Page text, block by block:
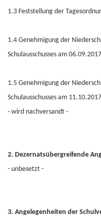
1.3 Feststellung der
1.4 Genehmigung der
Schulausschusses am 06.09.2017
1.5 Genehmigung der
Schulausschusses am 11.10.2017
- wird nachversandt -
2. Dezernatsübergreifende
- unbesetzt -
3. Angelegenheiten der